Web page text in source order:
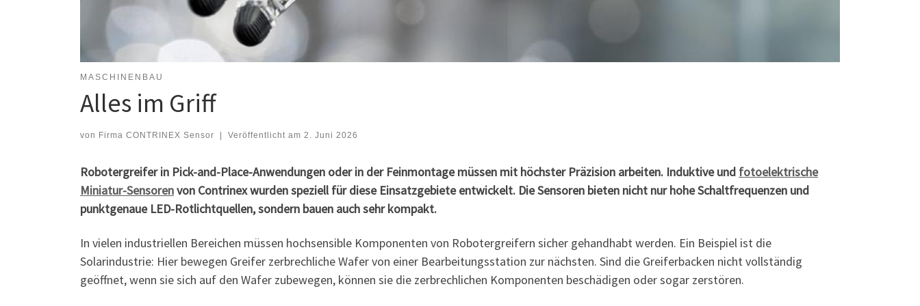
MASCHINENBAU
Alles im Griff
von Firma CONTRINEX Sensor Veröffentlicht am 2. Juni 2026
Robotergreifer in Pick-and-Place-Anwendungen oder in der Feinmontage müssen mit höchster Präzision arbeiten. Induktive und fotoelektrische
Miniatur-Sensorenvon Contrinex wurden speziell für diese Einsatzgebiete entwickelt. Die Sensoren bieten nicht nur hohe Schaltfrequenzen und
punktgenaue LED-Rotlichtquellen, sondern bauen auch sehr kompakt.
In vielen industriellen Bereichen müssen hochsensible Komponenten von Robotergreifern sicher gehandhabt werden. Ein Beispiel ist die
Solarindustrie: Hier bewegen Greifer zerbrechliche Wafer von einer Bearbeitungsstation zur nächsten. Sind die Greiferbacken nicht vollständig
geöffnet, wenn sie sich auf den Wafer zubewegen, können sie die zerbrechlichen Komponenten beschädigen oder sogar zerstören.